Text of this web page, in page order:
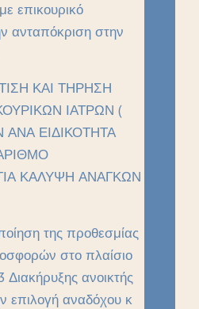
επικουρικό
ανταπόκριση στην
ΚΑΙ ΤΗΡΗΣΗ
ΙΑΤΡΩΝ (
ΑΝΑ ΕΙΔΙΚΟΤΗΤΑ
ΚΑΛΥΨΗ ΑΝΑΓΚΩΝ
της προθεσμίας
στο πλαίσιο
ανοικτής
επιλογή αναδόχου κ